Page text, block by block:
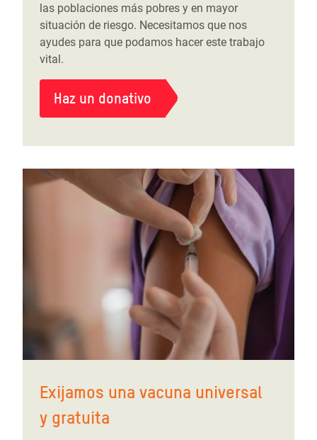
las poblaciones más pobres y en mayor
situación de riesgo. Necesitamos que nos
ayudes para que podamos hacer este trabajo
vital.
Haz un donativo
Exijamos una vacuna universal
y gratuita